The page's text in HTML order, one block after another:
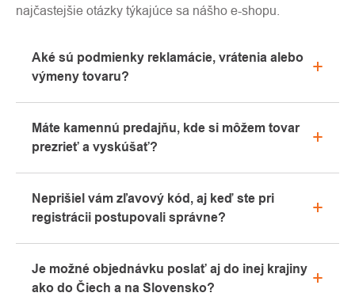
najčastejšie otázky týkajúce sa nášho e-shopu.
Aké sú podmienky reklamácie, vrátenia alebo
výmeny tovaru?
"Všetko o nákupe" alebo nás kontaktujte e-mailom
alebo telefonicky.
Máte kamennú predajňu, kde si môžem tovar
prezrieť a vyskúšať?
Kolíne. Radi vám tu poradíme s výberom vhodného
vybavenia, ktoré si môžete vyskúšať priamo v
našom showroome.
Neprišiel vám zľavový kód, aj keď ste pri
registrácii postupovali správne?
záložku „hromadné“ alebo „SPAM“, veľmi často tu e-
mail s kódom končí. Ak ste aj napriek tomu svoj
Je možné objednávku poslať aj do inej krajiny
ako do Čiech a na Slovensko?